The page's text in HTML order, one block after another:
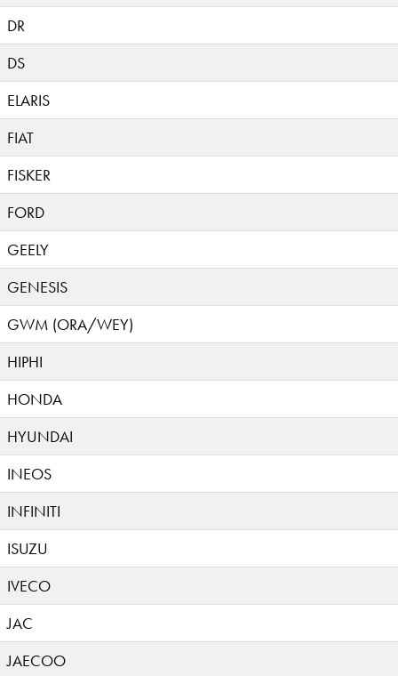
DR
DS
ELARIS
FIAT
FISKER
FORD
GEELY
GENESIS
GWM (ORA/WEY)
HIPHI
HONDA
HYUNDAI
INEOS
INFINITI
ISUZU
IVECO
JAC
JAECOO